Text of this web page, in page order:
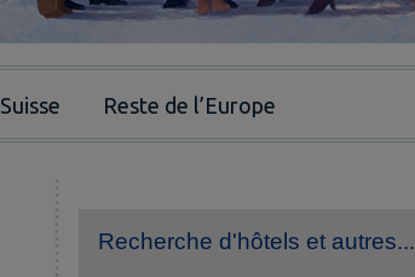
Suisse Reste de l’Europe
Recherche d'hôtels et autres...